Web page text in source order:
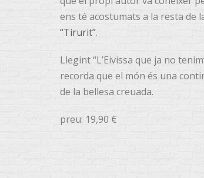
ens té acostumats a la resta de
“Tirurit”.
Llegint “L’Eivissa que ja no
recorda que el món és una
de la bellesa creuada.
preu: 19,90 €